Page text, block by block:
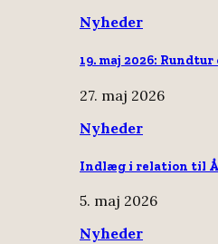
Nyheder
19. maj 2026:
27. maj 2026
Nyheder
Indlæg i relation til
5. maj 2026
Nyheder